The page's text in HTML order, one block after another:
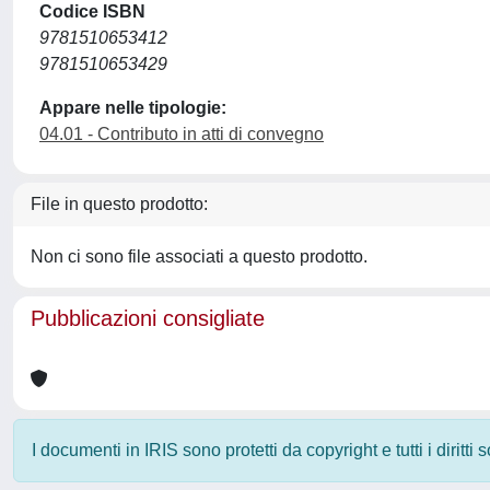
Codice ISBN
9781510653412
9781510653429
Appare nelle tipologie:
04.01 - Contributo in atti di convegno
File in questo prodotto:
Non ci sono file associati a questo prodotto.
Pubblicazioni consigliate
I documenti in IRIS sono protetti da copyright e tutti i diritti